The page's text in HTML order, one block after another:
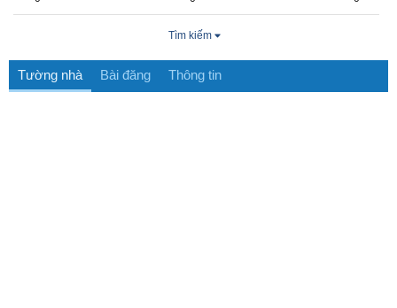
Tìm kiếm
Tường nhà Bài đăng Thông tin